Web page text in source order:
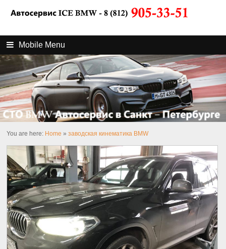
Mobile Menu
You are here: Home »заводская кинематика BMW